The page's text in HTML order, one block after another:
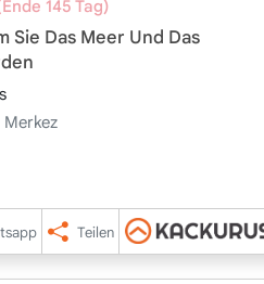
145 Tag)
Sie Das Meer Und Das
Merkez
Teilen